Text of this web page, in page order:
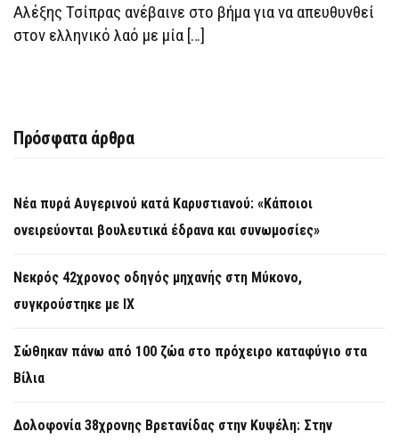
Αλέξης Τσίπρας ανέβαινε στο βήμα για να απευθυνθεί
στον ελληνικό λαό με μία […]
Πρόσφατα άρθρα
Νέα πυρά Αυγερινού κατά Καρυστιανού: «Κάποιοι
ονειρεύονται βουλευτικά έδρανα και συνωμοσίες»
Νεκρός 42χρονος οδηγός μηχανής στη Μύκονο,
συγκρούστηκε με ΙΧ
Σώθηκαν πάνω από 100 ζώα στο πρόχειρο καταφύγιο στα
Βίλια
Δολοφονία 38χρονης Βρετανίδας στην Κυψέλη: Στην